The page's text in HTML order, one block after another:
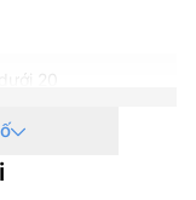
20
năng lượng
lọc Catechin, Bộ